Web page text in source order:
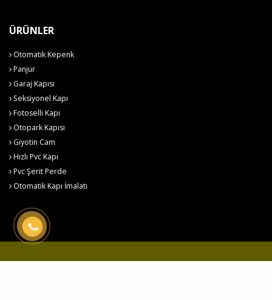
ÜRÜNLER
Otomatik Kepenk
Panjur
Garaj Kapısı
Seksiyonel Kapı
Fotoselli Kapı
Otopark Kapısı
Giyotin Cam
Hızlı Pvc Kapı
Pvc Şerit Perde
Otomatik Kapı İmalatı
Hemaş Otomatik Kapı Sistemleri © 2026